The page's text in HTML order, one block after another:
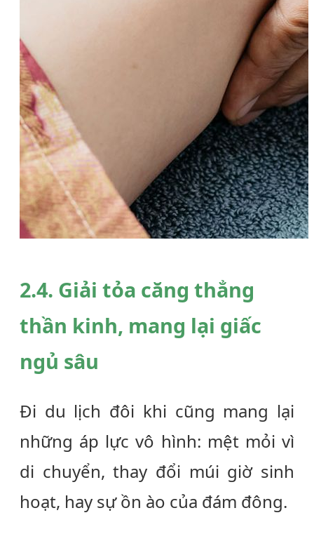
2.4. Giải tỏa căng thẳng
thần kinh, mang lại giấc
ngủ sâu
Đi du lịch đôi khi cũng mang lại
những áp lực vô hình: mệt mỏi vì
di chuyển, thay đổi múi giờ sinh
hoạt, hay sự ồn ào của đám đông.